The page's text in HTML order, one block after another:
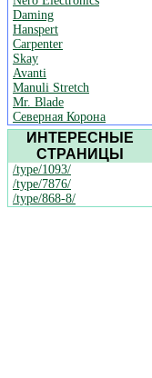
Daming
Hanspert
Carpenter
Skay
Avanti
Manuli Stretch
Mr. Blade
Северная Корона
ИНТЕРЕСНЫЕ
СТРАНИЦЫ
/type/1093/
/type/7876/
/type/868-8/